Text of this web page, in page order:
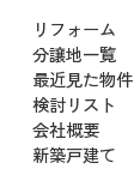
リフォーム
分譲地一覧
最近見た物件
検討リスト
会社概要
新築戸建て